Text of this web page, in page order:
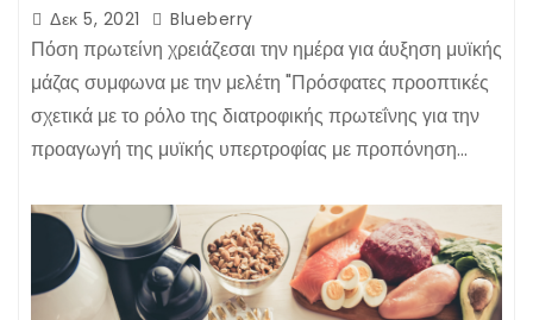
Δεκ 5, 2021 Blueberry
Πόση πρωτείνη χρειάζεσαι την ημέρα για άυξηση μυϊκής
μάζας συμφωνα με την μελέτη "Πρόσφατες προοπτικές
σχετικά με το ρόλο της διατροφικής πρωτεΐνης για την
προαγωγή της μυϊκής υπερτροφίας με προπόνηση…